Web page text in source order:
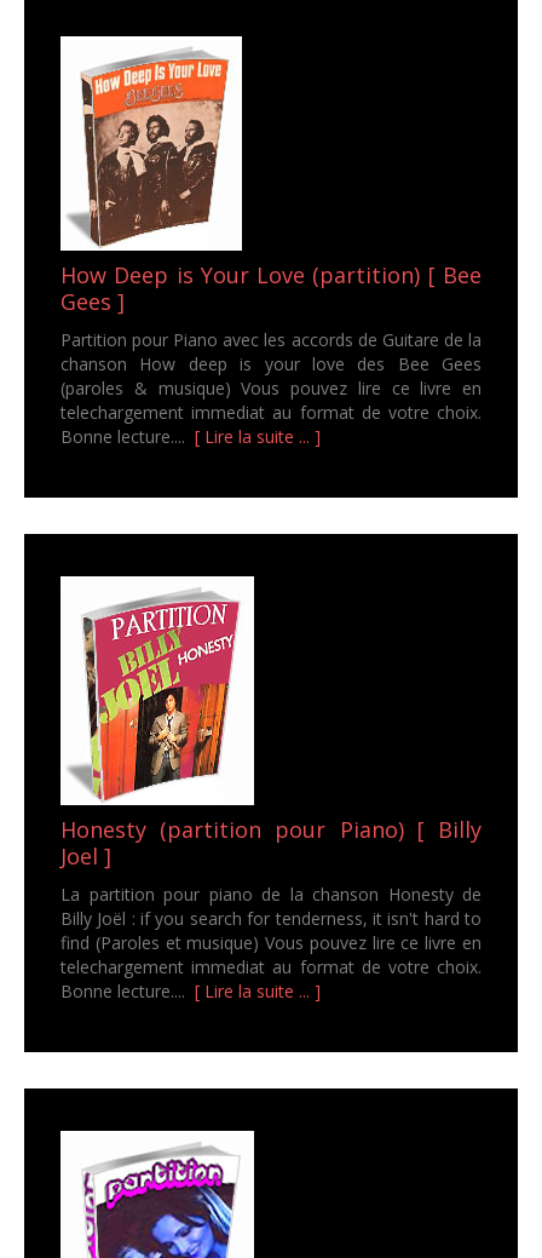
How Deep is Your Love (partition) [ Bee
Gees ]
Partition pour Piano avec les accords de Guitare de la
chanson How deep is your love des Bee Gees
(paroles & musique) Vous pouvez lire ce livre en
telechargement immediat au format de votre choix.
Bonne lecture.... [ Lire la suite ... ]
Honesty (partition pour Piano) [ Billy
Joel ]
La partition pour piano de la chanson Honesty de
Billy Joël : if you search for tenderness, it isn't hard to
find (Paroles et musique) Vous pouvez lire ce livre en
telechargement immediat au format de votre choix.
Bonne lecture.... [ Lire la suite ... ]